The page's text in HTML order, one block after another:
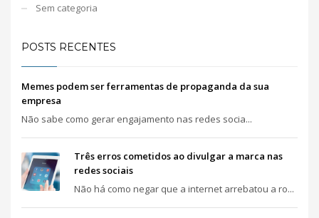
Sem categoria
POSTS RECENTES
Memes podem ser ferramentas de propaganda da sua
empresa
Não sabe como gerar engajamento nas redes socia...
Três erros cometidos ao divulgar a marca nas
redes sociais
Não há como negar que a internet arrebatou a ro...